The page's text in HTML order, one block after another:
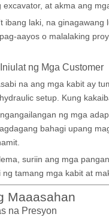
at akma ang
ibang laki, na
aayos o malalaking
ng Mga Customer
na ang mga kabit ay
setup. Kung
ng mga
bahagi upang
suriin ang mga
tamang mga kabit at
Maaasahan
na Presyon